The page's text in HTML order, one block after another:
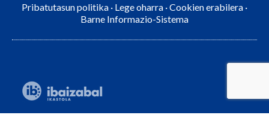
Pribatutasun politika · Lege oharra ·Cookien erabilera ·
Barne Informazio-Sistema